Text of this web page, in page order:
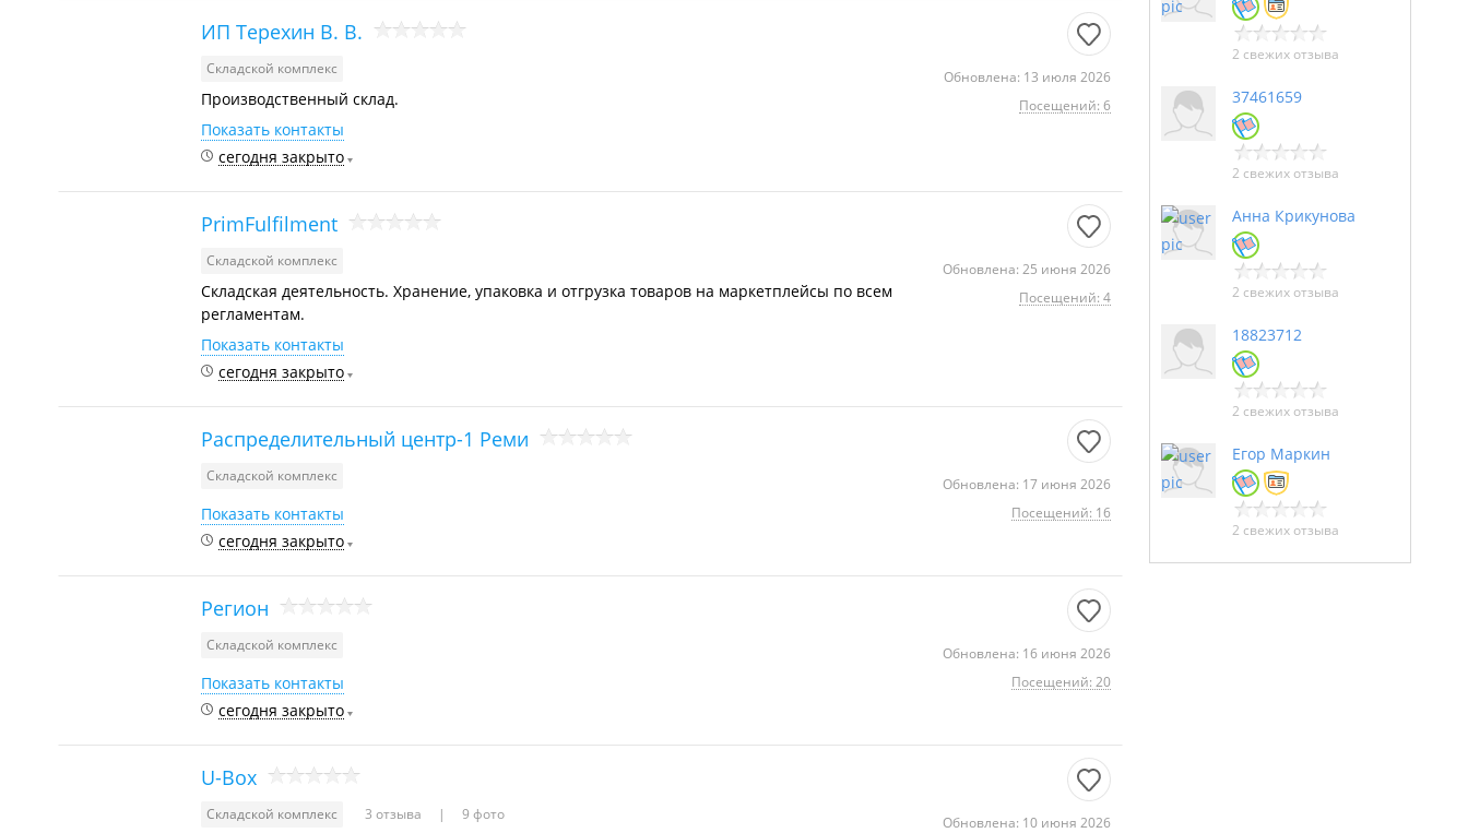
ИП Терехин В. В.
Складской комплекс
Обновлена: 13 июля 2026
Посещений: 6
Производственный склад.
Показать контакты
сегодня закрыто
PrimFulfilment
Складской комплекс
Обновлена: 25 июня 2026
Посещений: 4
Складская деятельность. Хранение, упаковка и отгрузка товаров на маркетплейсы по всем
регламентам.
Показать контакты
сегодня закрыто
Распределительный центр-1 Реми
Складской комплекс
Обновлена: 17 июня 2026
Посещений: 16
Показать контакты
сегодня закрыто
Регион
Складской комплекс
Обновлена: 16 июня 2026
Посещений: 20
Показать контакты
сегодня закрыто
U-Box
Складской комплекс 3 отзыва 9 фото
Обновлена: 10 июня 2026
2 свежих отзыва
37461659
2 свежих отзыва
Анна Крикунова
2 свежих отзыва
18823712
2 свежих отзыва
Егор Маркин
2 свежих отзыва